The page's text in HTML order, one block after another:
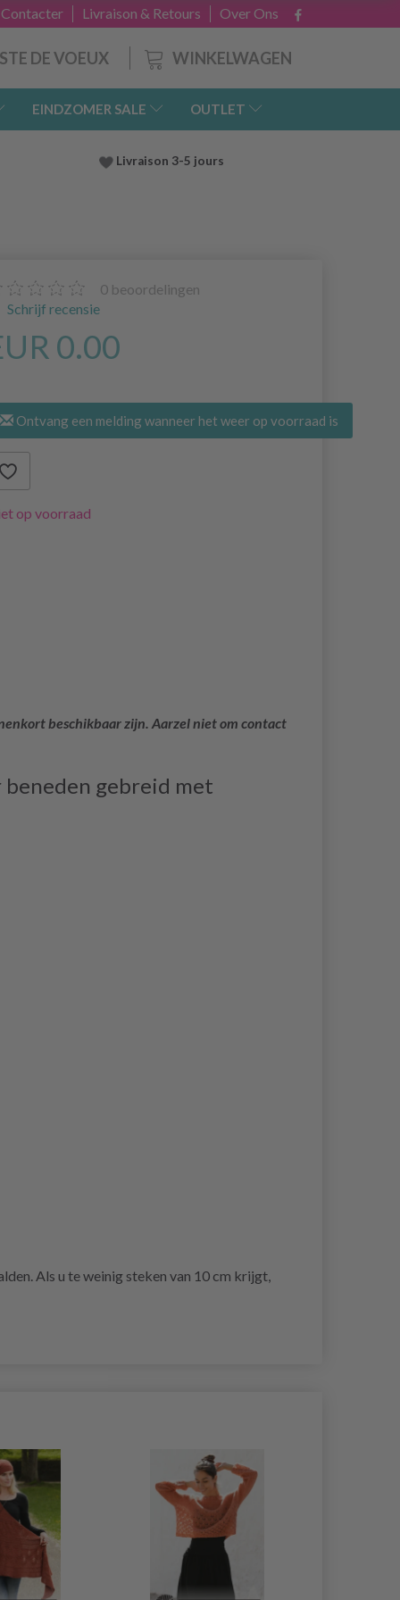
Over Ons
Livraison & Retours
WINKELWAGEN
DE VOEUX
EINDZOMER SALE OUTLET
Livraison 3-5 jours
0 beoordelingen
Schrijf recensie
0.00
Ontvang een melding wanneer het weer op voorraad is
op voorraad
beschikbaar zijn. Aarzel niet om contact
beneden gebreid met
Als u te weinig steken van 10 cm krijgt,